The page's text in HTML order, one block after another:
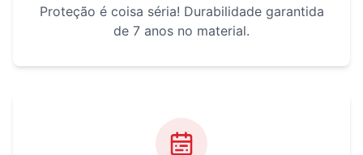
Proteção é coisa séria! Durabilidade garantida
de 7 anos no material.